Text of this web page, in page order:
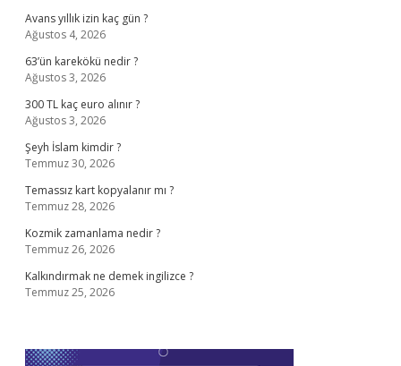
Avans yıllık izin kaç gün ?
Ağustos 4, 2026
63’ün karekökü nedir ?
Ağustos 3, 2026
300 TL kaç euro alınır ?
Ağustos 3, 2026
Şeyh İslam kimdir ?
Temmuz 30, 2026
Temassız kart kopyalanır mı ?
Temmuz 28, 2026
Kozmik zamanlama nedir ?
Temmuz 26, 2026
Kalkındırmak ne demek ingilizce ?
Temmuz 25, 2026